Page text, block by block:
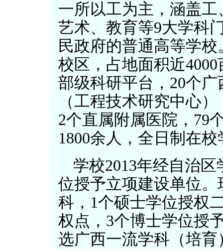
一所以工为主，涵盖
艺术、教育等9大学科
民政府的普通高等学
校区，占地面积近
部级科研平台，20个
（工程技术研究中心
2个直属附属医院，79
1800余人，全日制在校
学校2013年经自治
位授予立项建设单位
科，1个硕士学位授权
权点，3个博士学位授
选广西一流学科（培育